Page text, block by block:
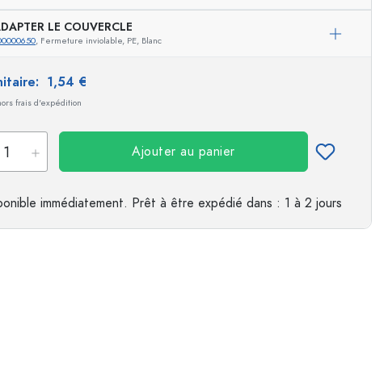
LE COUVERCLE
, Fermeture inviolable, PE, Blanc
1,54 €
frais d'expédition
Ajouter au panier
immédiatement. Prêt à être expédié dans : 1 à 2 jours